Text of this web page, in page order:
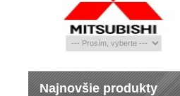
Najnovšie produkty